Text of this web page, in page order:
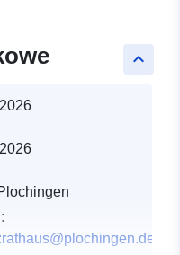
keyboard_arrow_up